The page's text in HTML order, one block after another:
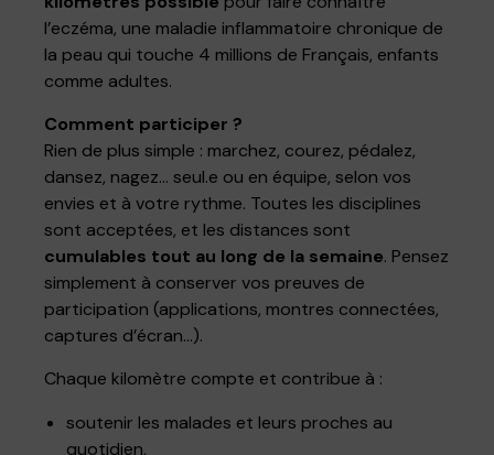
l’eczéma, une maladie inflammatoire chronique de
la peau qui touche 4 millions de Français, enfants
comme adultes.
Comment participer ?
Rien de plus simple : marchez, courez, pédalez,
dansez, nagez… seul.e ou en équipe, selon vos
envies et à votre rythme. Toutes les disciplines
sont acceptées, et les distances sont
cumulables tout au long de la semaine. Pensez
simplement à conserver vos preuves de
participation (applications, montres connectées,
captures d’écran…).
Chaque kilomètre compte et contribue à :
soutenir les malades et leurs proches au
quotidien,